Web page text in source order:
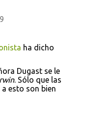
ha dicho
Dugast se le
. Sólo que las
esto son bien